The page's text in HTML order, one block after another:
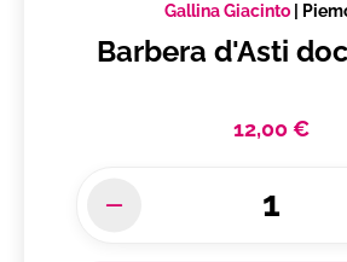
Gallina Giacinto|
Barbera d'Asti
12,00 €